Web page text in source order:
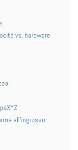
vs. hardware
all'ingrosso